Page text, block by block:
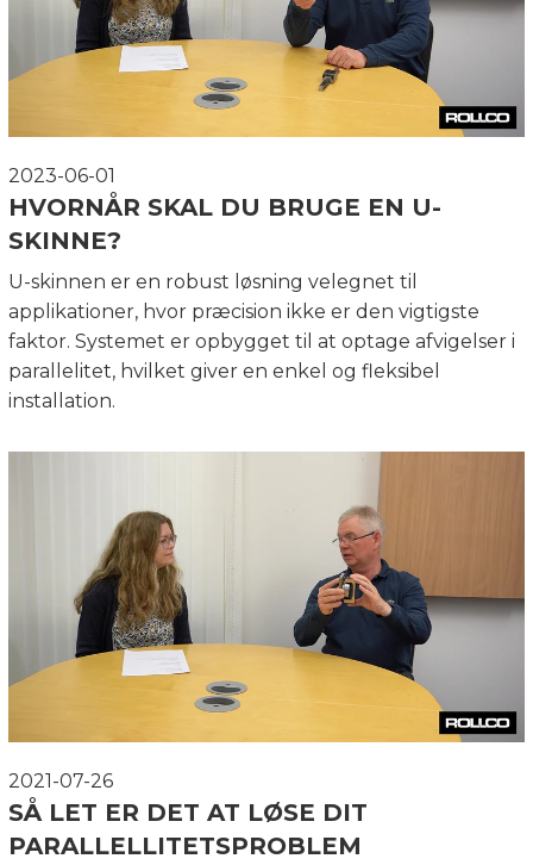
2023-06-01
HVORNÅR SKAL DU BRUGE EN U-
SKINNE?
U-skinnen er en robust løsning velegnet til
applikationer, hvor præcision ikke er den vigtigste
faktor. Systemet er opbygget til at optage afvigelser i
parallelitet, hvilket giver en enkel og fleksibel
installation.
2021-07-26
SÅ LET ER DET AT LØSE DIT
PARALLELLITETSPROBLEM